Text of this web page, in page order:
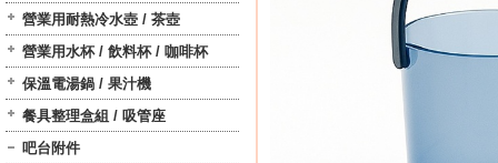
營業用耐熱冷水壺 / 茶壺
營業用水杯 / 飲料杯 / 咖啡杯
保溫電湯鍋 / 果汁機
餐具整理盒組 / 吸管座
吧台附件